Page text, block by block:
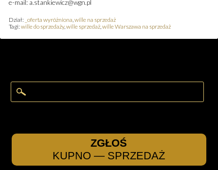
e-mail: a.stankiewicz@wgn.pl
Dział: _oferta wyróżniona wille na sprzedaż
Tagi: wille do sprzedaży, wille sprzedaż, wille Warszawa na sprzedaż
ZGŁOŚ
KUPNO — SPRZEDAŻ